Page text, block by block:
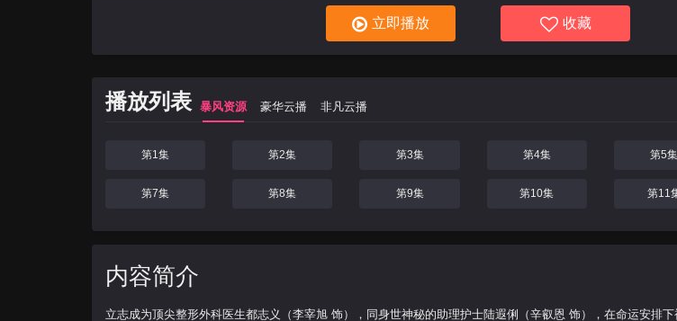
安排下被分配到与世隔绝、恶名昭彰的“平同岛”上工作。两个
此疗愈
立即播放 收藏
播放列表 暴风资源 豪华云播 非凡云播
第1集 第2集 第3集 第4集 第5集
第7集 第8集 第9集 第10集 第11
内容简介
立志成为顶尖整形外科医生都志义（李宰旭 饰），同身世神秘的助理护士陆遐俐（辛叡恩 饰），在命运安排